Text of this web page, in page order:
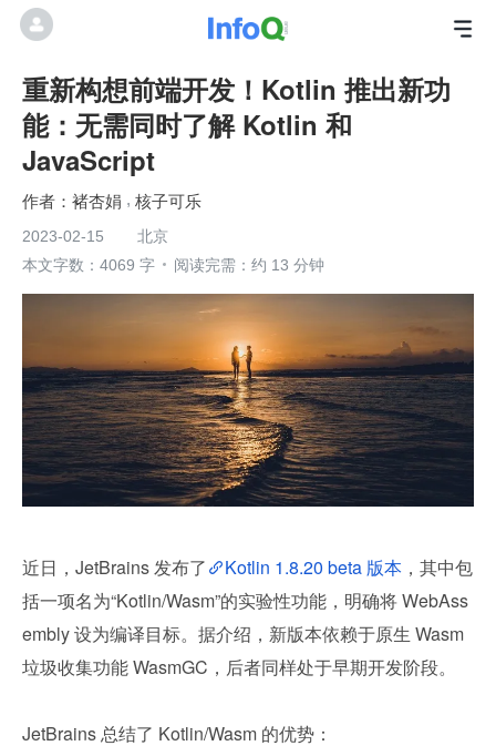
重新构想前端开发！Kotlin 推出新功
能：无需同时了解 Kotlin 和
JavaScript
褚杏娟 核子可乐
2023-02-15
北京
本文字数：4069 字
阅读完需：约 13 分钟
近日，JetBrains 发布了 Kotlin 1.8.20 beta 版本 ，其中包
括一项名为“Kotlin/Wasm”的实验性功能，明确将 WebAss
embly 设为编译目标。据介绍，新版本依赖于原生 Wasm
垃圾收集功能 WasmGC，后者同样处于早期开发阶段。
JetBrains 总结了 Kotlin/Wasm 的优势：